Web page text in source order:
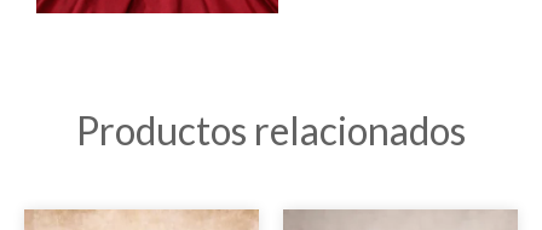
Productos relacionados